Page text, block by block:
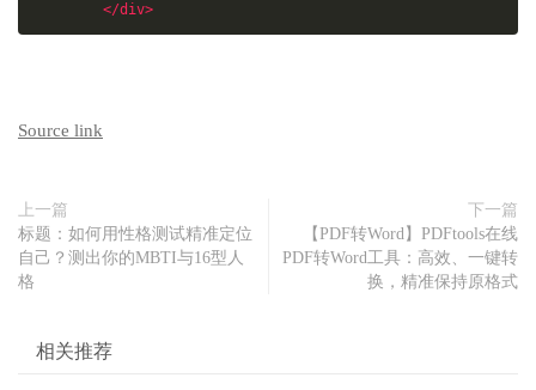
</div>
Source link
上一篇
标题：如何用性格测试精准定位
自己？测出你的MBTI与16型人
格
下一篇
【PDF转Word】PDFtools在线
PDF转Word工具：高效、一键转
换，精准保持原格式
相关推荐